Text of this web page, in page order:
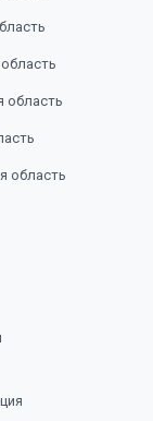
область
область